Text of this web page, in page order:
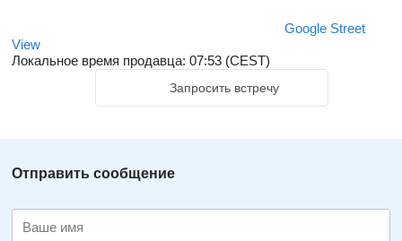
Google Street
View
Локальное время продавца: 07:53 (CEST)
Запросить встречу
Отправить сообщение